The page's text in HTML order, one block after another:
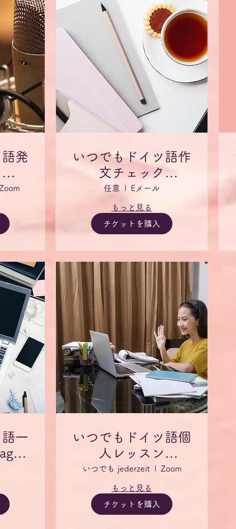
発
いつでもドイツ語作
文チェック
Textkorrektur für
jederzeit
任意 Eメール
もっと見る
チケットを購入
一
いつでもドイツ語個
人レッスン
Deutsch-
Einzelunterricht für
jederzeit
いつでも jederzeit Zoom
もっと見る
チケットを購入